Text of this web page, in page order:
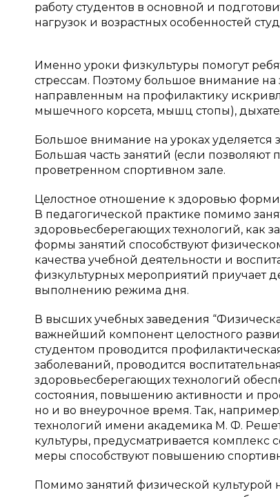
работу студентов в основной и
нагрузок и возрастных особенностей
Именно уроки физкультуры помогут
стрессам. Поэтому большое внимание
направленным на профилактику
мышечного корсета, мышц стопы),
Большое внимание на уроках уделяется
Большая часть занятий (если
проветренном спортивном зале.
Целостное отношение к здоровью
В педагогической практике помимо
здоровьесберегающих технологий, как
формы занятий способствуют
качества учебной деятельности и
физкультурных мероприятий приучает
выполнению режима дня.
В высших учебных заведения
важнейший компонент целостного
студентом проводится
заболеваний, проводится
здоровьесберегающих технологий
состояния, повышению активности и
но и во внеурочное время. Так,
технологий имени академика М. Ф.
культуры, предусматривается комплекс
меры способствуют повышению
Помимо занятий физической культурой